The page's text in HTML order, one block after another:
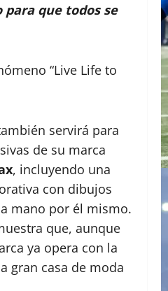
que todos se
“Live Life to
servirá para
de su marca
, incluyendo una
con dibujos
mano por él mismo.
que, aunque
ya opera con la
gran casa de moda